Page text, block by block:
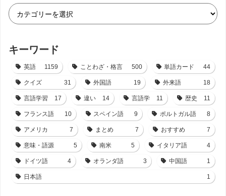
キーワード
英語 1159 ことわざ・格言 500 単語カード 44
クイズ 31 外国語 19 外来語 18
言語学習 17 違い 14 言語学 11 歴史 11
フランス語 10 スペイン語 9 ポルトガル語 8
アメリカ 7 まとめ 7 おすすめ 7
意味・語源 5 南米 5 イタリア語 4
ドイツ語 4 オランダ語 3 中国語 1
日本語 1